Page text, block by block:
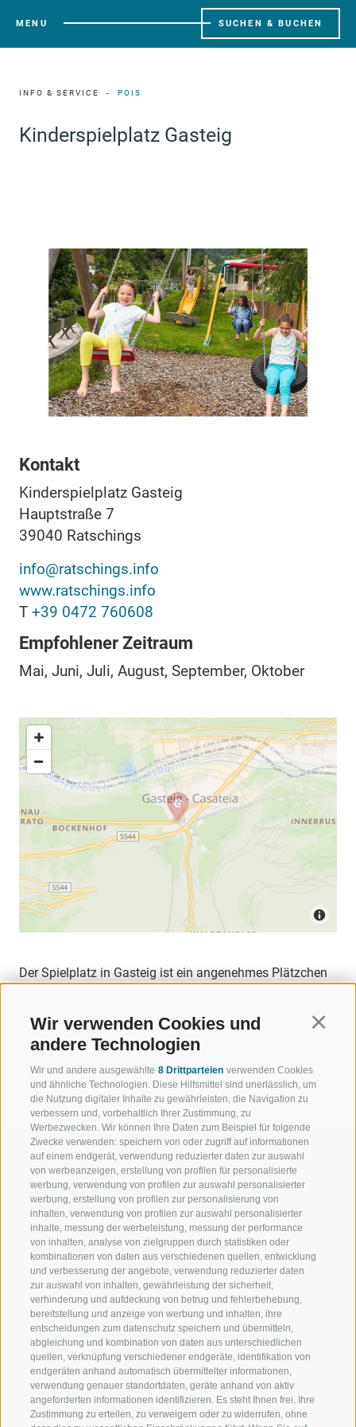
Wir verwenden Cookies und
andere Technologien
Wir und andere ausgewählte 8 Drittparteien verwenden Cookies
und ähnliche Technologien. Diese Hilfsmittel sind unerlässlich, um
die Nutzung digitaler Inhalte zu gewährleisten, die Navigation zu
verbessern und, vorbehaltlich Ihrer Zustimmung, zu
Werbezwecken. Wir können Ihre Daten zum Beispiel für folgende
Zwecke verwenden: speichern von oder zugriff auf informationen
auf einem endgerät, verwendung reduzierter daten zur auswahl
von werbeanzeigen, erstellung von profilen für personalisierte
werbung, verwendung von profilen zur auswahl personalisierter
werbung, erstellung von profilen zur personalisierung von
inhalten, verwendung von profilen zur auswahl personalisierter
inhalte, messung der werbeleistung, messung der performance
von inhalten, analyse von zielgruppen durch statistiken oder
kombinationen von daten aus verschiedenen quellen, entwicklung
und verbesserung der angebote, verwendung reduzierter daten
zur auswahl von inhalten, gewährleistung der sicherheit,
verhinderung und aufdeckung von betrug und fehlerbehebung,
bereitstellung und anzeige von werbung und inhalten, ihre
entscheidungen zum datenschutz speichern und übermitteln,
abgleichung und kombination von daten aus unterschiedlichen
quellen, verknüpfung verschiedener endgeräte, identifikation von
endgeräten anhand automatisch übermittelter informationen,
verwendung genauer standortdaten, geräte anhand von aktiv
angeforderten informationen identifizieren. Es steht Ihnen frei, Ihre
Zustimmung zu erteilen, zu verweigern oder zu widerrufen, ohne
MENU SUCHEN & BUCHEN
INFO & SERVICE POIS
Kinderspielplatz Gasteig
Kontakt
Kinderspielplatz Gasteig
Hauptstraße 7
39040 Ratschings
info@ratschings.info
www.ratschings.info
T +39 0472 760608
Empfohlener Zeitraum
Mai, Juni, Juli, August, September, Oktober
Der Spielplatz in Gasteig ist ein angenehmes Plätzchen
ZURÜCK
WILLKOMMEN IN DER
FERIENREGION RATSCHINGS
JAUFENTAL
RATSCHINGS
RIDNAUNTAL
BERGBAHNEN
SKISCHULE RATSCHINGS
SPORT UND
MENGE
SKIFAHREN
WANDERN
HOCHALPINE
BIKEN
LANGLAUFEN